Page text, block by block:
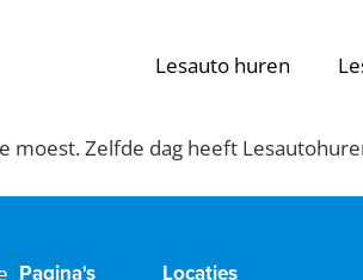
Lesauto huren
moest. Zelfde dag heeft
Pagina's
Locaties